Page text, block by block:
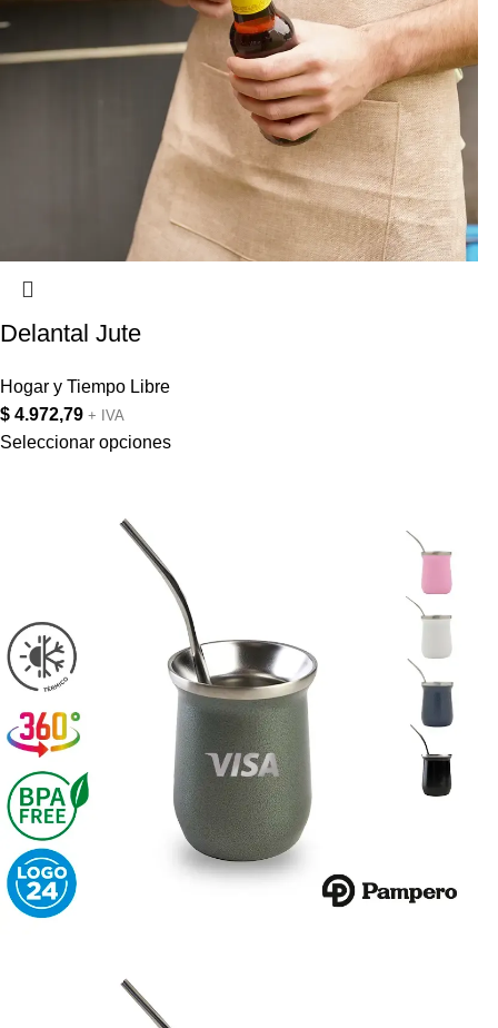
Delantal Jute
Hogar y Tiempo Libre
$ 4.972,79 + IVA
Seleccionar opciones